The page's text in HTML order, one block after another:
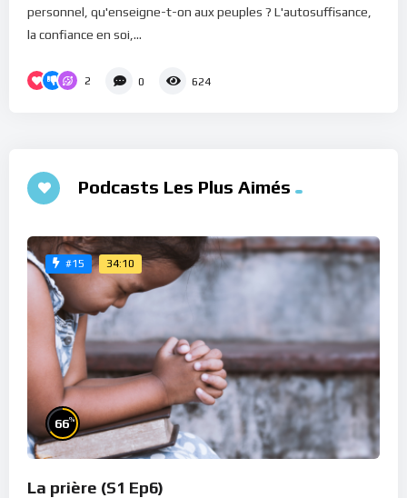
personnel, qu'enseigne-t-on aux peuples ? L'autosuffisance,
la confiance en soi,...
2 0 624
Podcasts Les Plus Aimés
#15 34:10
66%
La prière (S1 Ep6)